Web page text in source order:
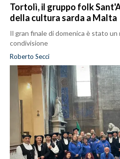
Tortolì, il gruppo folk
della cultura sarda a Malta
Il gran finale di domenica è stato
condivisione
Roberto Secci